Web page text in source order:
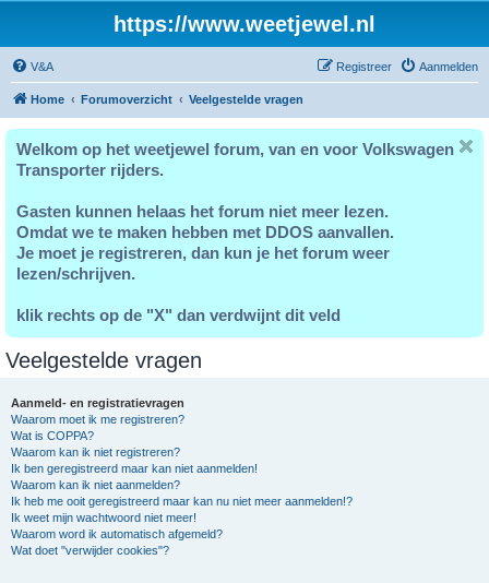
https://www.weetjewel.nl
V&A Aanmelden
Registreer
Home Forumoverzicht Veelgestelde vragen
Welkom op het weetjewel forum, van en voor Volkswagen
Transporter rijders.
Gasten kunnen helaas het forum niet meer lezen.
Omdat we te maken hebben met DDOS aanvallen.
Je moet je registreren, dan kun je het forum weer
lezen/schrijven.
klik rechts op de "X" dan verdwijnt dit veld
Veelgestelde vragen
Aanmeld- en registratievragen
Waarom moet ik me registreren?
Wat is COPPA?
Waarom kan ik niet registreren?
Ik ben geregistreerd maar kan niet aanmelden!
Waarom kan ik niet aanmelden?
Ik heb me ooit geregistreerd maar kan nu niet meer aanmelden!?
Ik weet mijn wachtwoord niet meer!
Waarom word ik automatisch afgemeld?
Wat doet "verwijder cookies"?